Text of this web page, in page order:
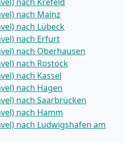
nach Mainz
nach Lübeck
nach Erfurt
nach Oberhausen
nach Rostock
nach Kassel
nach Hagen
nach Saarbrücken
nach Hamm
nach Ludwigshafen am